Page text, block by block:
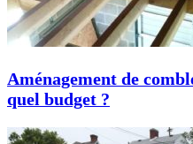
Aménagement de
quel budget ?